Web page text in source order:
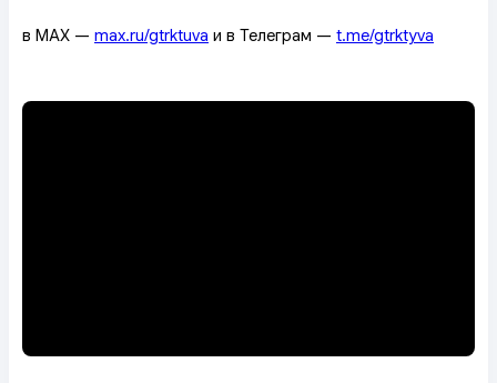
в MAX — max.ru/gtrktuva и в Телеграм — t.me/gtrktyva